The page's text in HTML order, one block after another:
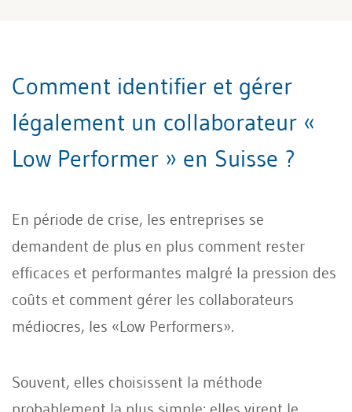
Comment identifier et gérer
légalement un collaborateur «
Low Performer » en Suisse ?
En période de crise, les entreprises se
demandent de plus en plus comment rester
efficaces et performantes malgré la pression des
coûts et comment gérer les collaborateurs
médiocres, les «Low Performers».
Souvent, elles choisissent la méthode